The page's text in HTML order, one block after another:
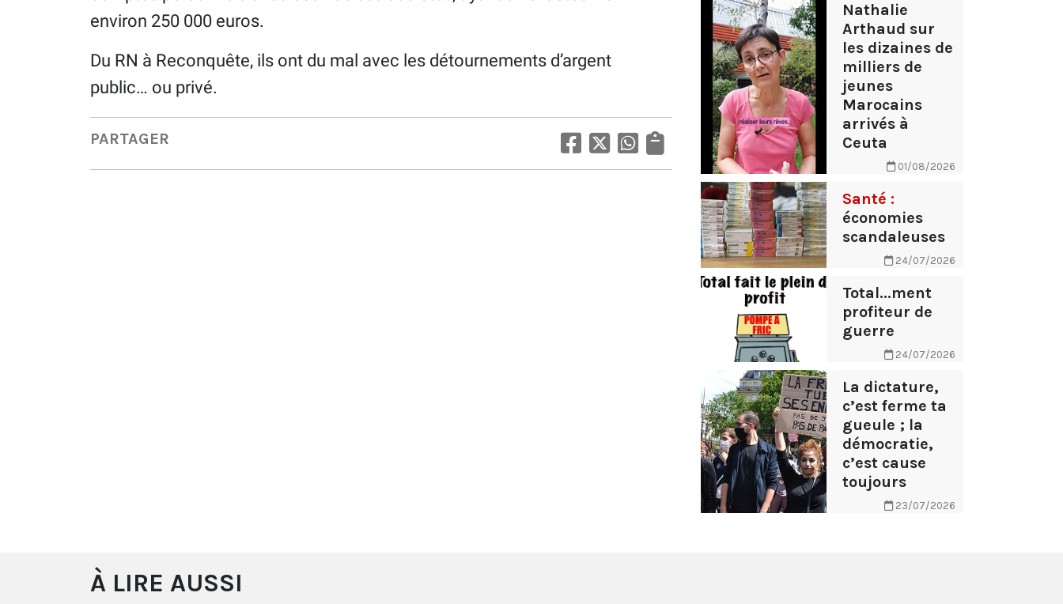
environ 250 000 euros.
Du RN à Reconquête, ils ont du mal avec les détournements d’argent
public… ou privé.
PARTAGER
Nathalie
Arthaud sur
les dizaines de
milliers de
jeunes
Marocains
arrivés à
Ceuta
01/08/2026
Santé :
économies
scandaleuses
24/07/2026
Total...ment
profiteur de
guerre
24/07/2026
La dictature,
c’est ferme ta
gueule ; la
démocratie,
c’est cause
toujours
23/07/2026
À LIRE AUSSI